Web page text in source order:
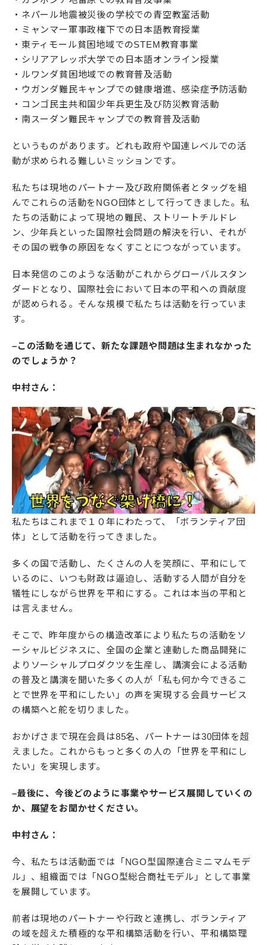
・ネパール地震被災後の学校での青空教室活動
・ミャンマー軍事政権下での日本語教育授業
・東ティモール貧困地域でのSTEM教育事業
・シリアアレッポ大学での日本語オンライン授業
・ルワンダ貧困地域での教育普及活動
・ウガンダ難民キャンプでの健康増進、感染症予防活動
・コンゴ民主共和国少年兵更生及び防災教育活動
・南スーダン難民キャンプでの教育普及活動
というものがあります。どれも政府や国連レベルでの活
動が求められる難しいミッションです。
私たちは現地のパートナー及び政府関係者とタッグを組
んでこれらの活動をNGO団体として行ってきました。私
たちの活動によって現地の難民、ストリートチルドレ
ン、少年兵といった国際社会問題の解決を行い、それが
その国の戦争の原因をなくすことにつながっています。
日本発信のこのような活動がこれからグローバルスタン
ダードとなり、国際社会において日本の平和への貢献度
が認められる。そんな規模で私たちは活動を行っていま
す。
–この活動を通じて、新たな課題や問題は生まれなかった
のでしょうか？
中村さん：
私たちはこれまで１０年にわたって、「ボランティア団
体」として活動を行ってきました。
多くの国で活動し、たくさんの人を笑顔に、平和にして
いるのに、いつも財政は逼迫し、活動する人間が自分を
犠牲にしながら世界を平和にする。これは本当の平和と
は言えません。
そこで、昨年度からの構造改革により私たちの活動をソ
ーシャルビジネスに、全国の企業と連動した商品開発に
よりソーシャルプロダクツを生産し、講演会による活動
の普及と講演を聞いた多くの人が「私も何か今できるこ
とで世界を平和にしたい」の声を実現する会員サービス
の構築へと舵を切りました。
おかげさまで現在会員は85名、パートナーは30団体を超
えました。これからもっと多くの人の「世界を平和にし
たい」を実現します。
–最後に、今後どのように事業やサービス展開していくの
か、展望をお聞かせください。
中村さん：
今、私たちは活動面では「NGO型国際連合ミニマムモデ
ル」、組織面では「NGO型総合商社モデル」として事業
を展開しています。
前者は現地のパートナーや行政と連携し、ボランティア
の域を超えた積極的な平和構築活動を行い、平和構築理